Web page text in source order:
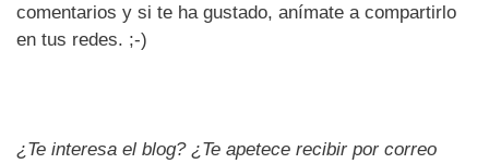
comentarios y si te ha gustado, anímate a compartirlo
en tus redes. ;-)
¿Te interesa el blog? ¿Te apetece recibir por correo